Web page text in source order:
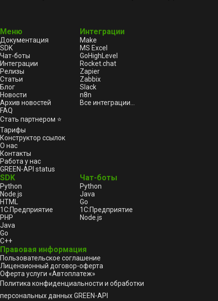
Меню
Документация
SDK
Чат-боты
Интеграции
Релизы
Статьи
Блог
Новости
Архив новостей
FAQ
Стать партнером ⭐
Тарифы
Конструктор ссылок
О нас
Контакты
Работа у нас
GREEN-API status
Интеграции
Make
MS Excel
GoHighLevel
Rocket.chat
Zapier
Zabbix
Slack
n8n
Все интеграции...
SDK
Python
Node.js
HTML
1С:Предприятие
PHP
Java
Go
C++
Чат-боты
Python
Java
Go
1С:Предприятие
Node.js
Правовая информация
Пользовательское соглашение
Лицензионный договор-оферта
Оферта услуги «Автоплатеж»
Политика конфиденциальности и обработки
персональных данных GREEN-API